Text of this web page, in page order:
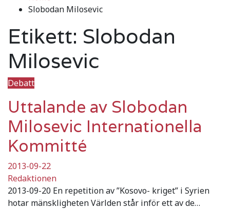
Slobodan Milosevic
Etikett: Slobodan
Milosevic
Debatt
Uttalande av Slobodan
Milosevic Internationella
Kommitté
2013-09-22
Redaktionen
2013-09-20 En repetition av ”Kosovo- kriget” i Syrien
hotar mänskligheten Världen står inför ett av de…